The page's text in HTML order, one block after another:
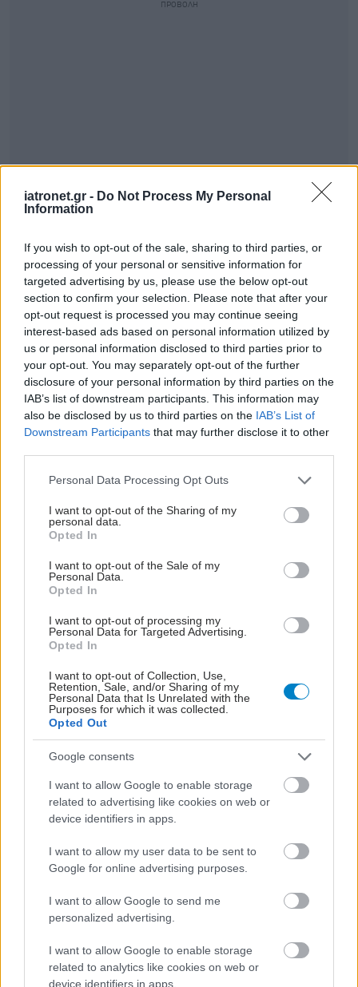
iatronet.gr - Do Not Process My Personal
Information
If you wish to opt-out of the sale, sharing to third parties, or
processing of your personal or sensitive information for
targeted advertising by us, please use the below opt-out
section to confirm your selection. Please note that after your
opt-out request is processed you may continue seeing
interest-based ads based on personal information utilized by
us or personal information disclosed to third parties prior to
your opt-out. You may separately opt-out of the further
disclosure of your personal information by third parties on the
IAB’s list of downstream participants. This information may
also be disclosed by us to third parties on the IAB’s List of
Downstream Participants that may further disclose it to other
Please note that this website/app uses one or more Google
not limited to your visit or usage behaviour. You may click to
grant or deny consent to Google and its third-party tags to
use your data for below specified purposes in below Google
consent section.
Personal Data Processing Opt Outs
I want to opt-out of the Sharing of my
personal data.
Opted In
I want to opt-out of the Sale of my
Personal Data.
Opted In
I want to opt-out of processing my
Personal Data for Targeted Advertising.
Opted In
I want to opt-out of Collection, Use,
Retention, Sale, and/or Sharing of my
Personal Data that Is Unrelated with the
Purposes for which it was collected.
Opted Out
Google consents
I want to allow Google to enable storage
related to advertising like cookies on web or
device identifiers in apps.
I want to allow my user data to be sent to
Google for online advertising purposes.
I want to allow Google to send me
personalized advertising.
I want to allow Google to enable storage
related to analytics like cookies on web or
device identifiers in apps.
ΣΗΜΕΡΑ ΣΤΟ IATRONET.GR
Σκύλοι θεραπείας βοηθούν ανθρώπους που
αναρρώνουν από εγκεφαλικό να είναι πιο δραστήριοι